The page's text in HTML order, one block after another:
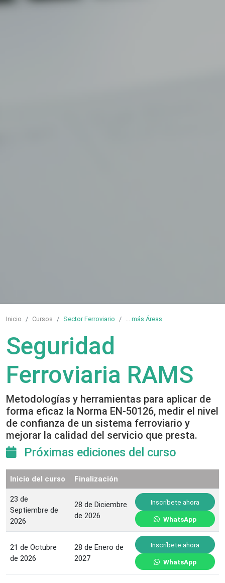
Inicio Cursos Sector Ferroviario ... más Áreas
Seguridad
Ferroviaria RAMS
Metodologías y herramientas para aplicar de
forma eficaz la Norma EN-50126, medir el nivel
de confianza de un sistema ferroviario y
mejorar la calidad del servicio que presta.
Próximas ediciones del curso
Inicio del curso Finalización
23 de
Septiembre de
2026
28 de Diciembre
de 2026
Inscríbete ahora
WhatsApp
21 de Octubre
de 2026
28 de Enero de
2027
Inscríbete ahora
WhatsApp